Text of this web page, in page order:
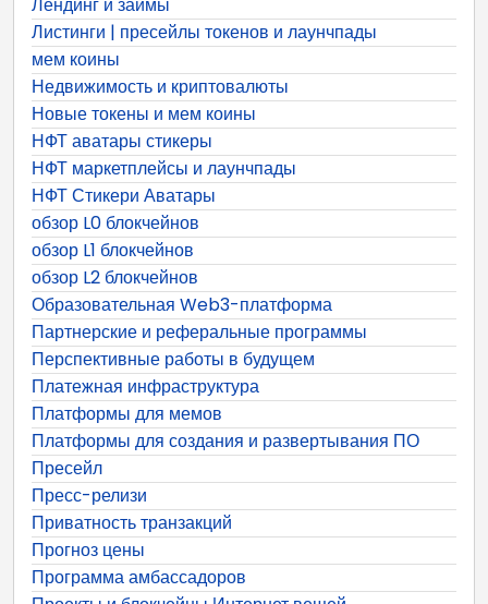
Листинги | пресейлы токенов и лаунчпады
мем коины
Недвижимость и криптовалюты
Новые токены и мем коины
НФТ аватары стикеры
НФТ маркетплейсы и лаунчпады
НФТ Стикери Аватары
обзор L0 блокчейнов
обзор L1 блокчейнов
обзор L2 блокчейнов
Образовательная Web3-платформа
Партнерские и реферальные программы
Перспективные работы в будущем
Платежная инфраструктура
Платформы для мемов
Платформы для создания и развертывания ПО
Пресейл
Пресс-релизи
Приватность транзакций
Прогноз цены
Программа амбассадоров